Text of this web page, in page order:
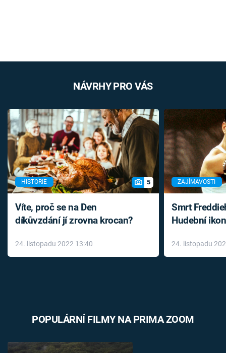
NÁVRHY PRO VÁS
HISTORIE 5
Víte, proč se na Den
díkůvzdání jí zrovna krocan?
24. listopadu 2022 13:40
ZAJÍMAVOSTI
Smrt
Hudební
léky
24. listopadu
POPULÁRNÍ FILMY NA PRIMA ZOOM